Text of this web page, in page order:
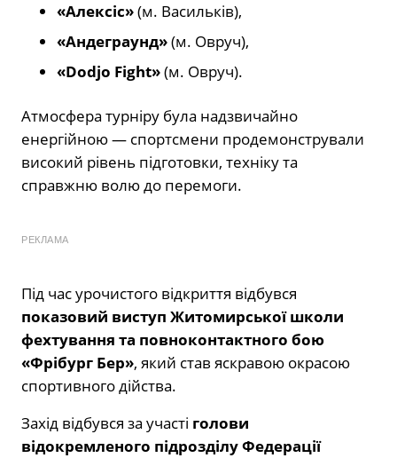
«Алексіс»(м. Васильків),
«Андеграунд»(м. Овруч),
«Dodjo Fight»(м. Овруч).
Атмосфера турніру була надзвичайно
енергійною — спортсмени продемонстрували
високий рівень підготовки, техніку та
справжню волю до перемоги.
РЕКЛАМА
Під час урочистого відкриття відбувся
показовий виступ Житомирської школи
фехтування та повноконтактного бою
«Фрібург Бер», який став яскравою окрасою
спортивного дійства.
Захід відбувся за участі голови
відокремленого підрозділу Федерації